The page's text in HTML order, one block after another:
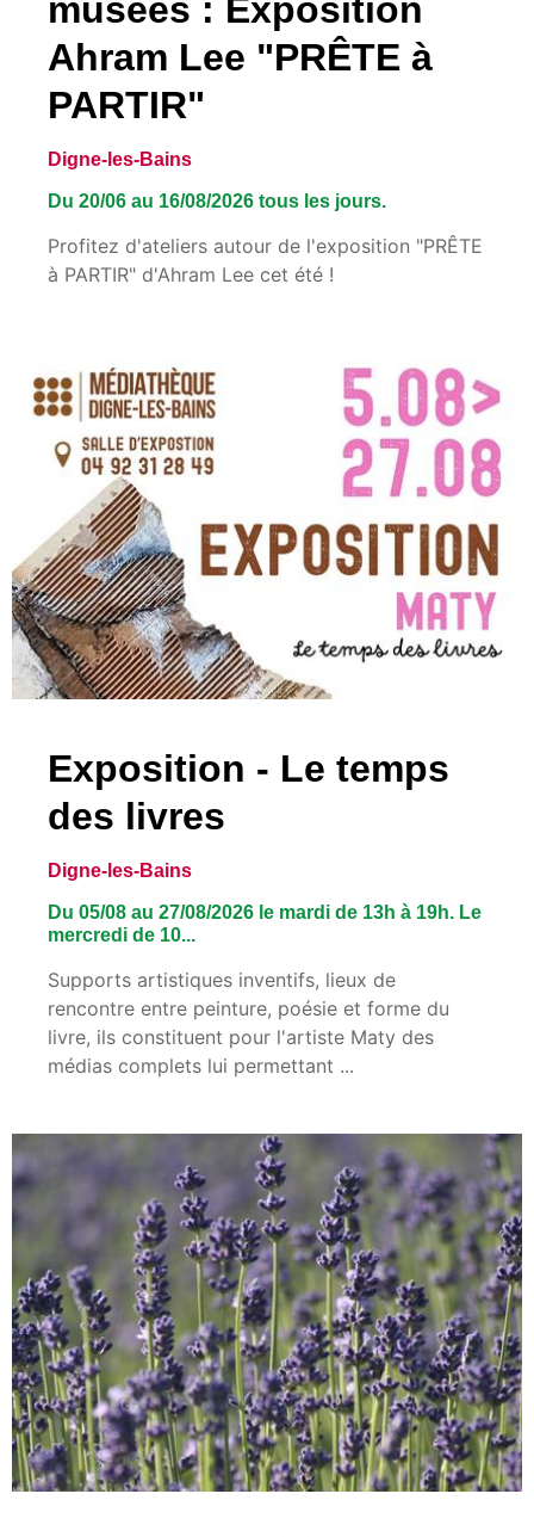
musées : Exposition
Ahram Lee "PRÊTE à
PARTIR"
Digne-les-Bains
Du 20/06 au 16/08/2026 tous les jours.
Profitez d'ateliers autour de l'exposition "PRÊTE
à PARTIR" d'Ahram Lee cet été !
Exposition - Le temps
des livres
Digne-les-Bains
Du 05/08 au 27/08/2026 le mardi de 13h à 19h. Le
mercredi de 10...
Supports artistiques inventifs, lieux de
rencontre entre peinture, poésie et forme du
livre, ils constituent pour l'artiste Maty des
médias complets lui permettant ...